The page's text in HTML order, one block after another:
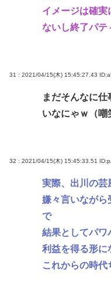
イメージは確実
ないし終了パテ
31 : 2021/04/15(木) 15:45:27.43
まだそんなに
いなにゃｗ（嘲
32 : 2021/04/15(木) 15:45:33.51
実際、出川の芸
嫌々言いながら
で
結果としてパワ
利益を得る形に
これからの時